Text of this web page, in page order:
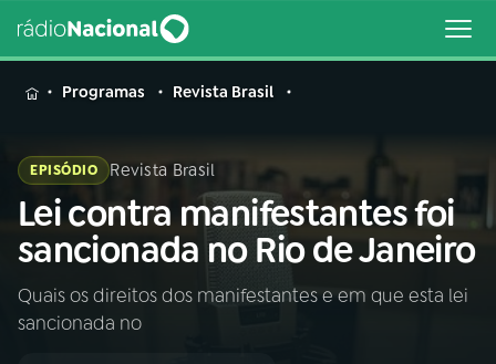
MENU
Buscar
na
Rádio
Nacional
Buscar
Programas Revista Brasil
EPISÓDIO Revista Brasil
Lei contra manifestantes foi
sancionada no Rio de Janeiro
Quais os direitos dos manifestantes e em que esta lei
sancionada no